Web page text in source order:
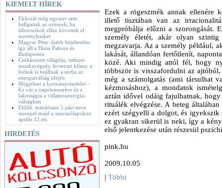
KIEMELT HÍREK
Ekkorát még egyszer sem
hallgattak az oroszok, ha
tábornokok ellen követtek el
merényleteket
Magyar Péter újabb bejelentése:
így áll a Duna Pakson és
Budapesten
Csökkentett világítás, otthoni
munkavégzés, lecsavart klíma: a
boltok is beállnak a sorba az
energiaválság idején
Megjelent a kormányrendelet –
Ez vár a napelemesekre és a
lakosságra a villamosenergia-
válságban
Eldőlt: mindössze 5 párt neve
szerepel majd a szavazólapokon
április 12-én
HIRDETÉS
Ezek a rögeszmék annak ellenére
illető tisztában van az
megpróbálja elűzni a szorongását.
személy életét, akár olyan
megzavarja. Az a személy például,
lakását, állandóan fertőtlenít,
közé. Aki mindig attól fél, hogy
többször is visszafordulni az
még a számolgatás (ami társulhat
kézmosáshoz), a mondatok
aztán idővel odáig fajulhatnak,
rituálék elvégzése. A beteg
ezért szégyelli a dolgot, és
ez gyakran sikerül is neki, így a
első jelentkezése után részesül
pink.hu
2009.10.05
| Többi